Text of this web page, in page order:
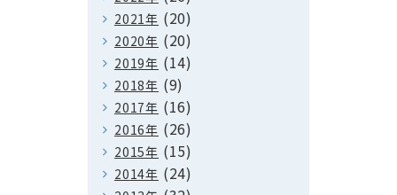
2021年 (20)
2020年 (20)
2019年 (14)
2018年 (9)
2017年 (16)
2016年 (26)
2015年 (15)
2014年 (24)